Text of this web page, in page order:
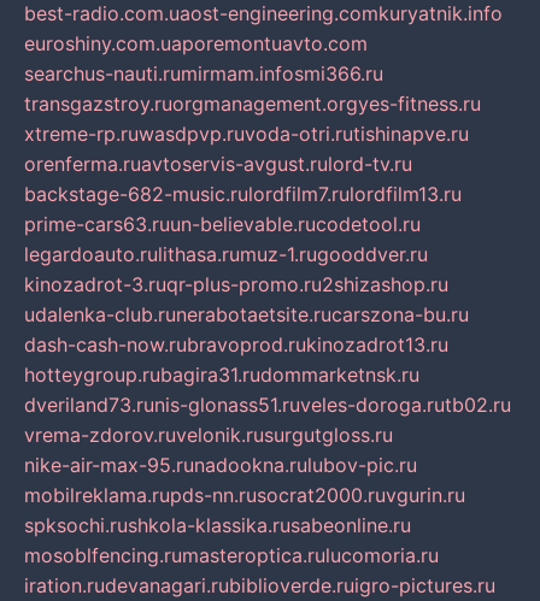
best-radio.com.uaost-engineering.comkuryatnik.info
euroshiny.com.uaporemontuavto.com
searchus-nauti.rumirmam.infosmi366.ru
transgazstroy.ruorgmanagement.orgyes-fitness.ru
xtreme-rp.ruwasdpvp.ruvoda-otri.rutishinapve.ru
orenferma.ruavtoservis-avgust.rulord-tv.ru
backstage-682-music.rulordfilm7.rulordfilm13.ru
prime-cars63.ruun-believable.rucodetool.ru
legardoauto.rulithasa.rumuz-1.rugooddver.ru
kinozadrot-3.ruqr-plus-promo.ru2shizashop.ru
udalenka-club.runerabotaetsite.rucarszona-bu.ru
dash-cash-now.rubravoprod.rukinozadrot13.ru
hotteygroup.rubagira31.rudommarketnsk.ru
dveriland73.runis-glonass51.ruveles-doroga.rutb02.ru
vrema-zdorov.ruvelonik.rusurgutgloss.ru
nike-air-max-95.runadookna.rulubov-pic.ru
mobilreklama.rupds-nn.rusocrat2000.ruvgurin.ru
spksochi.rushkola-klassika.rusabeonline.ru
mosoblfencing.rumasteroptica.rulucomoria.ru
iration.rudevanagari.rubiblioverde.ruigro-pictures.ru